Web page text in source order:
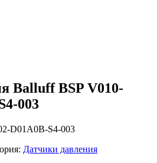
Balluff BSP V010-
003
D01A0B-S4-003
Датчики давления